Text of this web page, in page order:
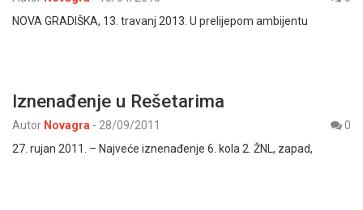
NOVA GRADIŠKA, 13. travanj 2013. U prelijepom ambijentu
Iznenađenje u Rešetarima
Autor Novagra - 28/09/2011
0
27. rujan 2011. – Najveće iznenađenje 6. kola 2. ŽNL, zapad,